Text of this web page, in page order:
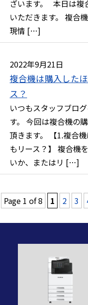
ざいます。 本日は複
いただきます。 複合
現情 […]
2022年9月21日
複合機は購入した
ス？
いつもスタッフブロ
す。 今回は複合機の
頂きます。 【1.複合
もリース？】 複合機
いか、またはリ […]
Page 1 of 8 1 2 3